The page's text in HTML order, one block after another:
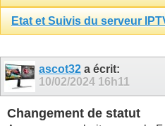
Etat et Suivis du serveur
ascot32 a écrit:
10/02/2024 16h11
Changement de statut